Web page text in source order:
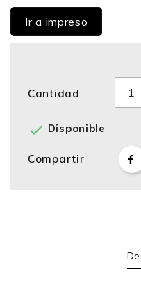
Ir a impreso
Cantidad
 Disponible
Compartir